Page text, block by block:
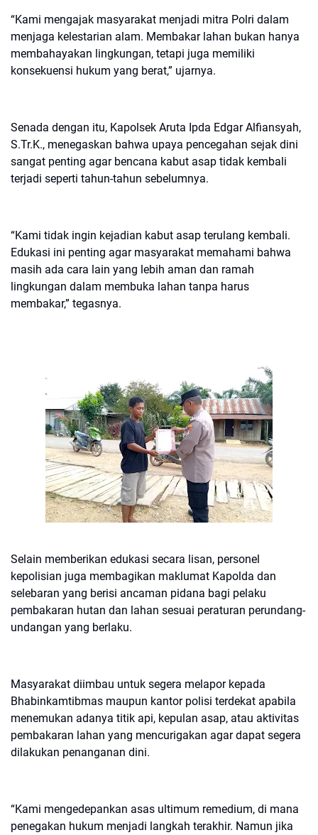
“Kami mengajak masyarakat menjadi mitra Polri dalam
menjaga kelestarian alam. Membakar lahan bukan hanya
membahayakan lingkungan, tetapi juga memiliki
konsekuensi hukum yang berat,” ujarnya.
Senada dengan itu, Kapolsek Aruta Ipda Edgar Alfiansyah,
S.Tr.K., menegaskan bahwa upaya pencegahan sejak dini
sangat penting agar bencana kabut asap tidak kembali
terjadi seperti tahun-tahun sebelumnya.
“Kami tidak ingin kejadian kabut asap terulang kembali.
Edukasi ini penting agar masyarakat memahami bahwa
masih ada cara lain yang lebih aman dan ramah
lingkungan dalam membuka lahan tanpa harus
membakar,” tegasnya.
Selain memberikan edukasi secara lisan, personel
kepolisian juga membagikan maklumat Kapolda dan
selebaran yang berisi ancaman pidana bagi pelaku
pembakaran hutan dan lahan sesuai peraturan perundang-
undangan yang berlaku.
Masyarakat diimbau untuk segera melapor kepada
Bhabinkamtibmas maupun kantor polisi terdekat apabila
menemukan adanya titik api, kepulan asap, atau aktivitas
pembakaran lahan yang mencurigakan agar dapat segera
dilakukan penanganan dini.
“Kami mengedepankan asas ultimum remedium, di mana
penegakan hukum menjadi langkah terakhir. Namun jika